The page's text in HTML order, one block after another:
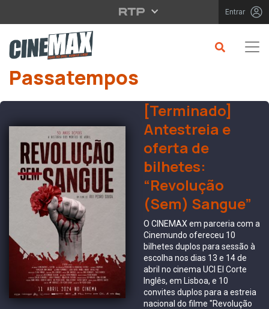
Saltar para o conteúdo principal Entrar
Passatempos
[Terminado]
Antestreia e
oferta de
bilhetes:
“Revolução
(Sem) Sangue”
O CINEMAX em parceria com a
Cinemundo ofereceu 10
bilhetes duplos para sessão à
escolha nos dias 13 e 14 de
abril no cinema UCI El Corte
Inglês, em Lisboa, e 10
convites duplos para a estreia
nacional do filme "Revolução